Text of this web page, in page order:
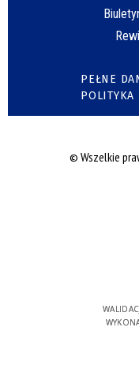
PEŁNE
POLITYKA
© Wszelkie